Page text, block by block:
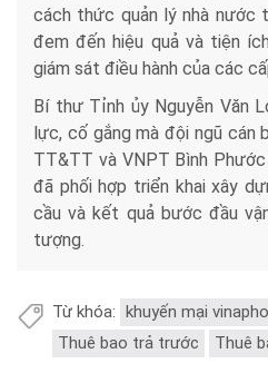
cách thức quản lý nhà nước
đem đến hiệu quả và tiện
giám sát điều hành của các
Bí thư Tỉnh ủy Nguyễn Văn
lực, cố gắng mà đội ngũ cán
TT&TT và VNPT Bình
đã phối hợp triển khai xây
cầu và kết quả bước đầu
tượng.
Từ khóa: khuyến mại
Thuê bao trả trước
Thuê